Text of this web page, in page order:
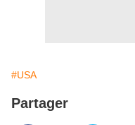
#USA
Partager